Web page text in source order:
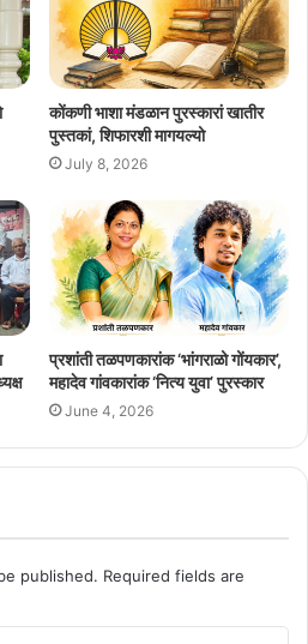
कोंकणी भाशा मंडळान पुरस्कारां खातीर
पुस्तकां, शिफारशी मागयल्यो
July 8, 2026
प्रशांती तळपणकारांक ‘भांगराळो गोंयकार’,
महादेव गांवकारांक ‘नित्य युवा’ पुरस्कार
June 4, 2026
published. Required fields are